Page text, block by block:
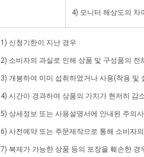
4) 모니터 해상도의 차
1) 신청기한이 지난 경우
2) 소비자의 과실로 인해 상품 및 구성품의
3) 개봉하여 이미 섭취하였거나 사용(착용 및
4) 시간이 경과하여 상품의 가치가 현저히 감
5) 상세정보 또는 사용설명서에 안내된 주의
6) 사전예약 또는 주문제작으로 통해 소비자
7) 복제가 가능한 상품 등의 포장을 훼손한 경